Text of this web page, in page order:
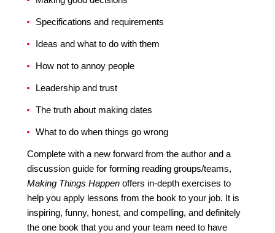
Specifications and requirements
Ideas and what to do with them
How not to annoy people
Leadership and trust
The truth about making dates
What to do when things go wrong
Complete with a new forward from the author and a
discussion guide for forming reading groups/teams,
Making Things Happen offers in-depth exercises to
help you apply lessons from the book to your job. It is
inspiring, funny, honest, and compelling, and definitely
the one book that you and your team need to have